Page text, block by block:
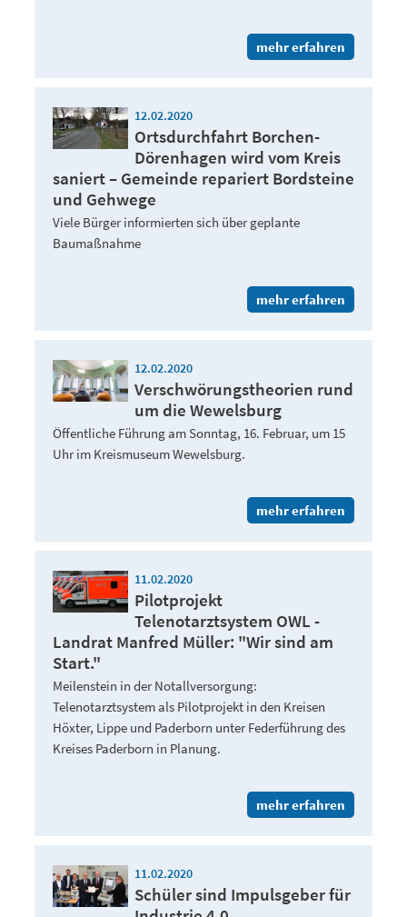
mehr erfahren
12.02.2020
Ortsdurchfahrt Borchen-
Dörenhagen wird vom Kreis
saniert – Gemeinde repariert Bordsteine
und Gehwege
Viele Bürger informierten sich über geplante
Baumaßnahme
mehr erfahren
12.02.2020
Verschwörungstheorien rund
um die Wewelsburg
Öffentliche Führung am Sonntag, 16. Februar, um 15
Uhr im Kreismuseum Wewelsburg.
mehr erfahren
11.02.2020
Pilotprojekt
Telenotarztsystem OWL -
Landrat Manfred Müller: "Wir sind am
Start."
Meilenstein in der Notallversorgung:
Telenotarztsystem als Pilotprojekt in den Kreisen
Höxter, Lippe und Paderborn unter Federführung des
Kreises Paderborn in Planung.
mehr erfahren
11.02.2020
Schüler sind Impulsgeber für